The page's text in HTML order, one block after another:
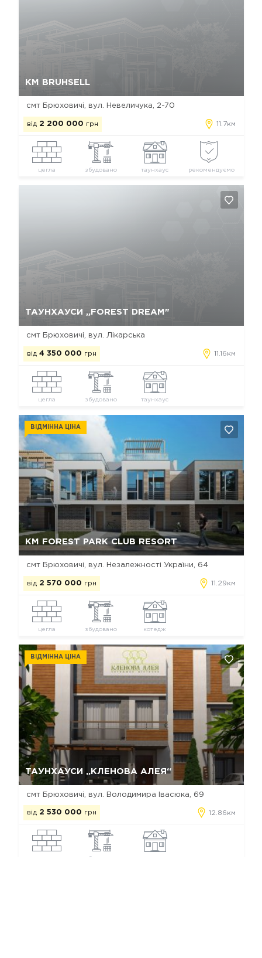
КМ BRUHSELL
смт Брюховичі, вул. Невеличука, 2-70
від 2 200 000 грн 11.7км
цегла збудовано таунхаус рекомендуємо
ТАУНХАУСИ „FOREST DREAM"
смт Брюховичі, вул. Лікарська
від 4 350 000 грн 11.16км
цегла збудовано таунхаус
КМ FOREST PARK CLUB RESORT
ВІДМІННА ЦІНА
смт Брюховичі, вул. Незалежності України, 64
від 2 570 000 грн 11.29км
цегла збудовано котедж
Відміна
ТАУНХАУСИ „КЛЕНОВА АЛЕЯ“
ВІДМІННА ЦІНА
смт Брюховичі, вул. Володимира Івасюка, 69
від 2 530 000 грн 12.86км
збудовано